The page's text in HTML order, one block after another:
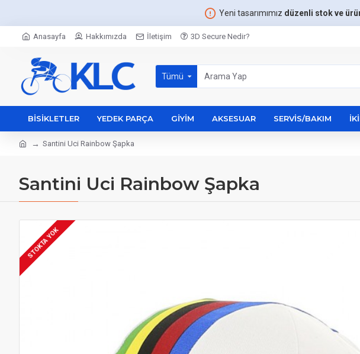
Yeni tasarımımız düzenli stok ve
Anasayfa Hakkımızda İletişim 3D Secure Nedir?
Tümü
BISIKLETLER YEDEK PARÇA GIYIM AKSESUAR SERVIS/BAKIM
Santini Uci Rainbow Şapka
Santini Uci Rainbow Şapka
STOKTA YOK